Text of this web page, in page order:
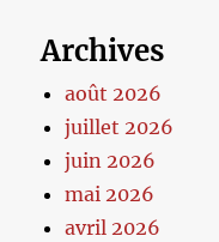
Archives
août 2026
juillet 2026
juin 2026
mai 2026
avril 2026